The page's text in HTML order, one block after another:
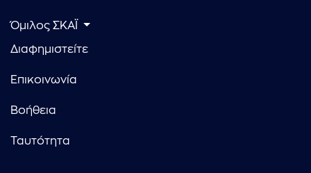
Όμιλος ΣΚΑΪ
Διαφημιστείτε
Επικοινωνία
Βοήθεια
Ταυτότητα